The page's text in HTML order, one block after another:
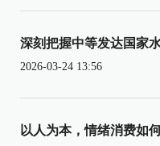
深刻把握中等发达国家
2026-03-24 13:56
以人为本，情绪消费如